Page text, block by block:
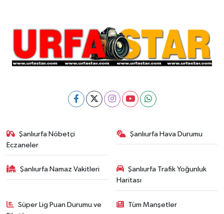
Şanlıurfa Nöbetçi
Eczaneler
Şanlıurfa Hava Durumu
Şanlıurfa Namaz Vakitleri
Şanlıurfa Trafik Yoğunluk
Haritası
Süper Lig Puan Durumu ve
Tüm Manşetler